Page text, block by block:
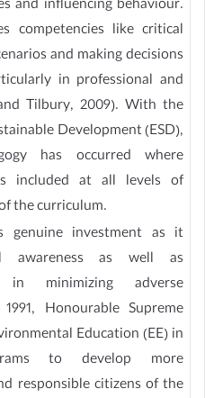
and influencing behaviour.
competencies like critical
and making decisions
in professional and
Tilbury, 2009). With the
Development (ESD),
has occurred where
included at all levels of
the curriculum.
genuine investment as it
awareness as well as
in minimizing adverse
Honourable Supreme
Education (EE) in
to develop more
responsible citizens of the